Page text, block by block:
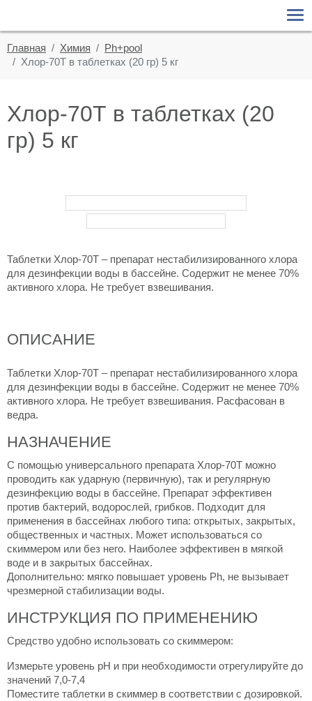
О компании
БАССЕЙНЫ
Композитные бассейны
Бетонные бассейны
ХИМИЯ
Chemoform
AquaDoctor
ПРОЕКТЫ
БАССЕЙНОВ
Главная Химия
Ph+pool
Хлор-70Т в таблетках (20 гр) 5 кг
Хлор-70Т в таблетках (20
гр) 5 кг
Таблетки Хлор-70Т – препарат нестабилизированного хлора
для дезинфекции воды в бассейне. Содержит не менее 70%
активного хлора. Не требует взвешивания.
ОПИСАНИЕ
Таблетки Хлор-70Т – препарат нестабилизированного хлора
для дезинфекции воды в бассейне. Содержит не менее 70%
активного хлора. Не требует взвешивания. Расфасован в
ведра.
НАЗНАЧЕНИЕ
С помощью универсального препарата Хлор-70Т можно
проводить как ударную (первичную), так и регулярную
дезинфекцию воды в бассейне. Препарат эффективен
против бактерий, водорослей, грибков. Подходит для
применения в бассейнах любого типа: открытых, закрытых,
общественных и частных. Может использоваться со
скиммером или без него. Наиболее эффективен в мягкой
воде и в закрытых бассейнах.
Дополнительно: мягко повышает уровень Ph, не вызывает
чрезмерной стабилизации воды.
ИНСТРУКЦИЯ ПО ПРИМЕНЕНИЮ
Средство удобно использовать со скиммером:
Измерьте уровень pH и при необходимости отрегулируйте до
значений 7,0-7,4
Поместите таблетки в скиммер в соответствии с дозировкой.